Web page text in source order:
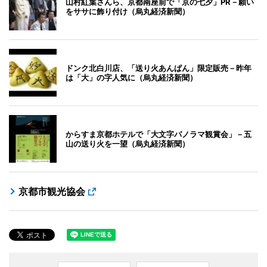
をササに飾り付け（烏丸経済新聞）
ドンク北白川店、「送り火あんぱん」限定販売－昨年
は「大」の字人気に（烏丸経済新聞）
からすま京都ホテルで「大文字パノラマ観賞会」－五
山の送り火を一望（烏丸経済新聞）
京都市観光協会